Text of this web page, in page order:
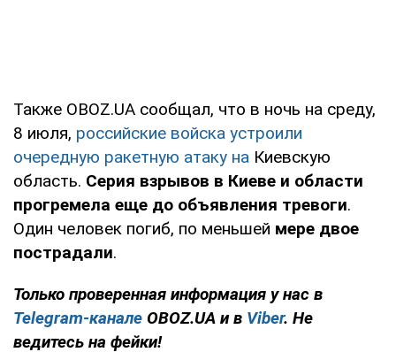
Также OBOZ.UA сообщал, что в ночь на среду,
8 июля, российские войска устроили
очередную ракетную атаку на Киевскую
область. Серия взрывов в Киеве и области
прогремела еще до объявления тревоги.
Один человек погиб, по меньшей мере двое
пострадали.
Только проверенная информация у нас в
Telegram-канале OBOZ.UA и в Viber. Не
ведитесь на фейки!